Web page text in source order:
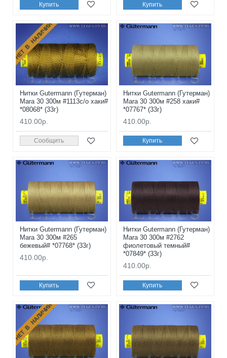
Купить Купить
НЕТ В НАЛИЧИИ
Нитки Gutermann (Гутерман)
Mara 30 300м #1113с/о хаки#
*08068* (33г)
410.00р.
Сообщить
Нитки Gutermann (Гутерман)
Mara 30 300м #258 хаки#
*07767* (33г)
410.00р.
Купить
Нитки Gutermann (Гутерман)
Mara 30 300м #265
бежевый# *07768* (33г)
410.00р.
Купить
Нитки Gutermann (Гутерман)
Mara 30 300м #2762
фиолетовый темный#
*07849* (33г)
410.00р.
Купить
НЕТ В НАЛИЧИИ